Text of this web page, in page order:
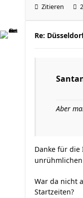
Zitieren
Re:
Aber
Danke für die
unrühmlichen
War da nicht
Startzeiten?